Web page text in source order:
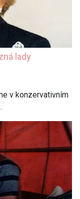
lady
v konzervativním